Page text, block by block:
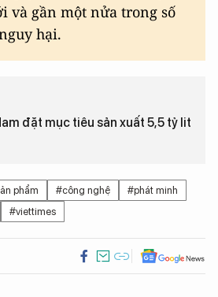
và gần một nửa trong số
hại.
đặt mục tiêu sản xuất 5,5 tỷ lit
phẩm #công nghệ
#phát minh
#viettimes